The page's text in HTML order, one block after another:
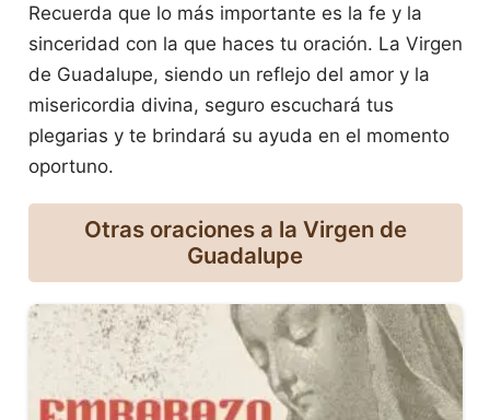
Recuerda que lo más importante es la fe y la
sinceridad con la que haces tu oración. La Virgen
de Guadalupe, siendo un reflejo del amor y la
misericordia divina, seguro escuchará tus
plegarias y te brindará su ayuda en el momento
oportuno.
Otras oraciones a la Virgen de
Guadalupe